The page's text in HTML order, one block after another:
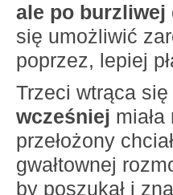
ale po burzliwej
się umożliwić
poprzez, lepiej
Trzeci wtrąca
wcześniej
przełożony
gwałtownej
by poszukał i